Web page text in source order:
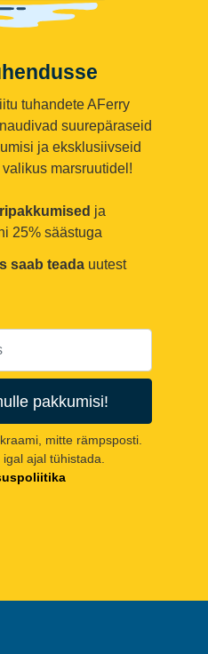
tuhandete AFerry
suurepäraseid
ja eksklusiivseid
marsruutidel!
ja
25% säästuga
saab teada uutest
pakkumisi!
mitte rämpsposti.
ajal tühistada.